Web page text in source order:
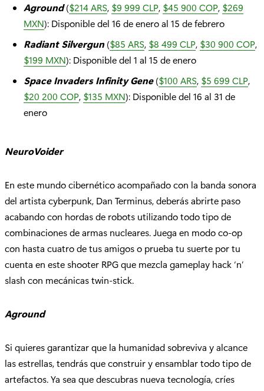
Aground($214 ARS, $9 999 CLP, $45 900 COP, $269
MXN): Disponible del 16 de enero al 15 de febrero
Radiant Silvergun($85 ARS, $8 499 CLP, $30 900 COP,
$199 MXN): Disponible del 1 al 15 de enero
Space Invaders Infinity Gene ($100 ARS, $5 699 CLP,
$20 200 COP, $135 MXN): Disponible del 16 al 31 de
enero
NeuroVoider
En este mundo cibernético acompañado con la banda sonora
del artista cyberpunk, Dan Terminus, deberás abrirte paso
acabando con hordas de robots utilizando todo tipo de
combinaciones de armas nucleares. Juega en modo co-op
con hasta cuatro de tus amigos o prueba tu suerte por tu
cuenta en este shooter RPG que mezcla gameplay hack ‘n’
slash con mecánicas twin-stick.
Aground
Si quieres garantizar que la humanidad sobreviva y alcance
las estrellas, tendrás que construir y ensamblar todo tipo de
artefactos. Ya sea que descubras nueva tecnología, críes